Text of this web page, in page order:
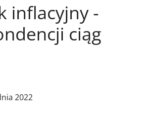
inflacyjny -
ciąg
2022